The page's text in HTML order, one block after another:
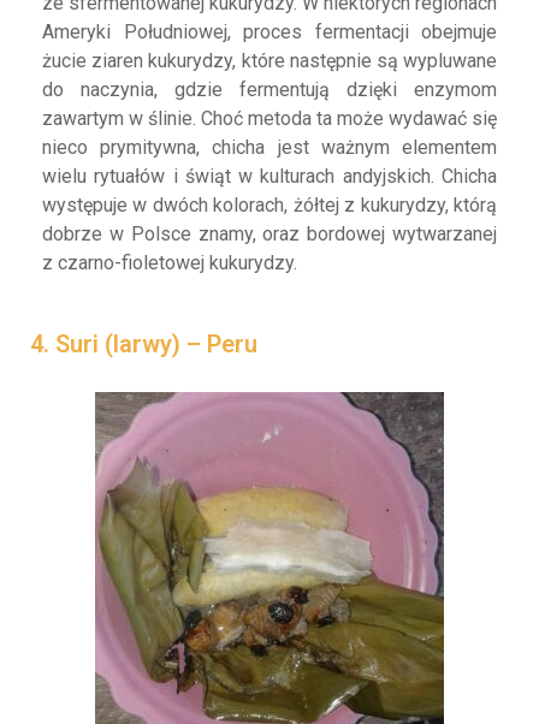
Ameryki Południowej, proces fermentacji obejmuje
żucie ziaren kukurydzy, które następnie są wypluwane
do naczynia, gdzie fermentują dzięki enzymom
zawartym w ślinie. Choć metoda ta może wydawać się
nieco prymitywna, chicha jest ważnym elementem
wielu rytuałów i świąt w kulturach andyjskich. Chicha
występuje w dwóch kolorach, żółtej z kukurydzy, którą
dobrze w Polsce znamy, oraz bordowej wytwarzanej
z czarno-fioletowej kukurydzy.
4. Suri (larwy) – Peru